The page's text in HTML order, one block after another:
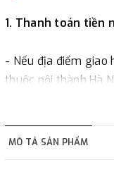
1. Thanh toán tiền
- Nếu địa điểm giao
thuộc nội thành Hà
hàng hoặc khách
2. Thanh toán trực
MÔ TẢ SẢN PHẨM